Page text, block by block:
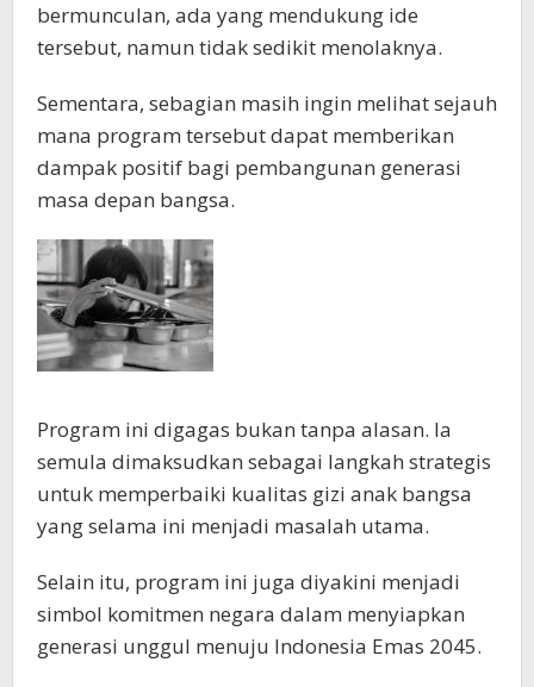
bermunculan, ada yang mendukung ide
tersebut, namun tidak sedikit menolaknya.
Sementara, sebagian masih ingin melihat sejauh
mana program tersebut dapat memberikan
dampak positif bagi pembangunan generasi
masa depan bangsa.
Program ini digagas bukan tanpa alasan. Ia
semula dimaksudkan sebagai langkah strategis
untuk memperbaiki kualitas gizi anak bangsa
yang selama ini menjadi masalah utama.
Selain itu, program ini juga diyakini menjadi
simbol komitmen negara dalam menyiapkan
generasi unggul menuju Indonesia Emas 2045.